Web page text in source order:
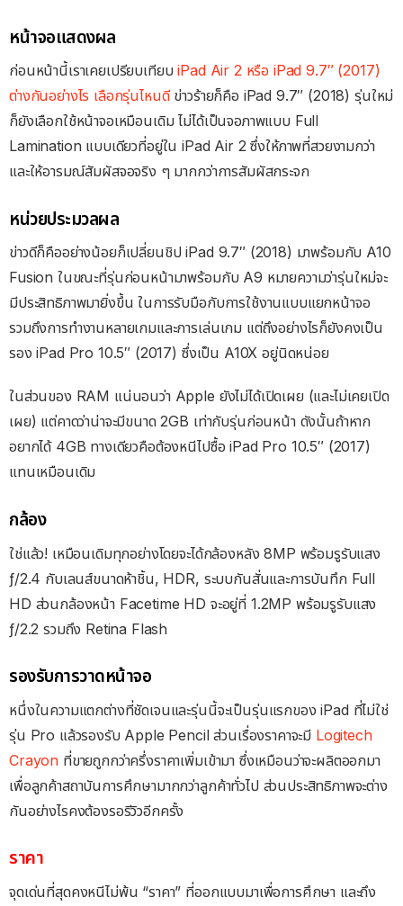
หน้าจอแสดงผล
ก่อนหน้านี้เราเคยเปรียบเทียบiPad Air 2 หรือ iPad 9.7″ (2017)
ต่างกันอย่างไร เลือกรุ่นไหนดีข่าวร้ายก็คือ iPad 9.7″ (2018) รุ่นใหม่
ก็ยังเลือกใช้หน้าจอเหมือนเดิม ไม่ได้เป็นจอภาพแบบ Full
Lamination แบบเดียวที่อยู่ใน iPad Air 2 ซึ่งให้ภาพที่สวยงามกว่า
และให้อารมณ์สัมผัสจอจริง ๆ มากกว่าการสัมผัสกระจก
หน่วยประมวลผล
ข่าวดีก็คืออย่างน้อยก็เปลี่ยนชิป iPad 9.7″ (2018) มาพร้อมกับ A10
Fusion ในขณะที่รุ่นก่อนหน้ามาพร้อมกับ A9 หมายความว่ารุ่นใหม่จะ
มีประสิทธิภาพมายิ่งขึ้น ในการรับมือกับการใช้งานแบบแยกหน้าจอ
รวมถึงการทำงานหลายเกมและการเล่นเกม แต่ถึงอย่างไรก็ยังคงเป็น
รอง iPad Pro 10.5″ (2017) ซึ่งเป็น A10X อยู่นิดหน่อย
ในส่วนของ RAM แน่นอนว่า Apple ยังไม่ได้เปิดเผย (และไม่เคยเปิด
เผย) แต่คาดว่าน่าจะมีขนาด 2GB เท่ากับรุ่นก่อนหน้า ดังนั้นถ้าหาก
อยากได้ 4GB ทางเดียวคือต้องหนีไปซื้อ iPad Pro 10.5″ (2017)
แทนเหมือนเดิม
กล้อง
ใช่แล้ว! เหมือนเดิมทุกอย่างโดยจะได้กล้องหลัง 8MP พร้อมรูรับแสง
ƒ/2.4 กับเลนส์ขนาดห้าชิ้น, HDR, ระบบกันสั่นและการบันทึก Full
HD ส่วนกล้องหน้า Facetime HD จะอยู่ที่ 1.2MP พร้อมรูรับแสง
ƒ/2.2 รวมถึง Retina Flash
รองรับการวาดหน้าจอ
หนึ่งในความแตกต่างที่ชัดเจนและรุ่นนี้จะเป็นรุ่นแรกของ iPad ที่ไม่ใช่
รุ่น Pro แล้วรองรับ Apple Pencil ส่วนเรื่องราคาจะมี Logitech
Crayon ที่ขายถูกกว่าครึ่งราคาเพิ่มเข้ามา ซึ่งเหมือนว่าจะผลิตออกมา
เพื่อลูกค้าสถาบันการศึกษามากกว่าลูกค้าทั่วไป ส่วนประสิทธิภาพจะต่าง
กันอย่างไรคงต้องรอรีวิวอีกครั้ง
ราคา
จุดเด่นที่สุดคงหนีไม่พ้น “ราคา” ที่ออกแบบมาเพื่อการศึกษา และถึง